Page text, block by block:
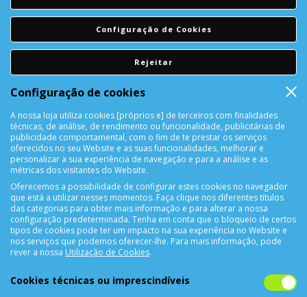
Consulte aqui a sua reparação
DEVOLUÇÕES
Devolução Garantida!
SUPORTE ONLINE
CONTACTOS
4450-042 Matosinhos Portugal
Configuração de Cookies
Rejeitar
Configuração de cookies
A nossa loja utiliza cookies [próprios e] de terceiros com finalidades
técnicas, de análise, de rendimento ou funcionalidade, publicitárias de
publicidade comportamental, com o fim de te prestar os serviços
oferecidos no seu Website e as suas funcionalidades, melhorar e
personalizar a sua experiência de navegação e para a análise e as
métricas dos visitantes do Website.
Oferecemos a possibilidade de configurar estes cookies no navegador
que está a utilizar nesses momentos. Faça clique nos diferentes títulos
das categorias para obter mais informação e para alterar a nossa
configuração predeterminada. Tenha em conta que o bloqueio de certos
tipos de cookies pode ter um impacto na sua experiência no Website e
nos serviços que podemos oferecer-lhe. Para mais informação, pode
rever a nossa Utilização de Cookies.
Cookies técnicas ou imprescindíveis